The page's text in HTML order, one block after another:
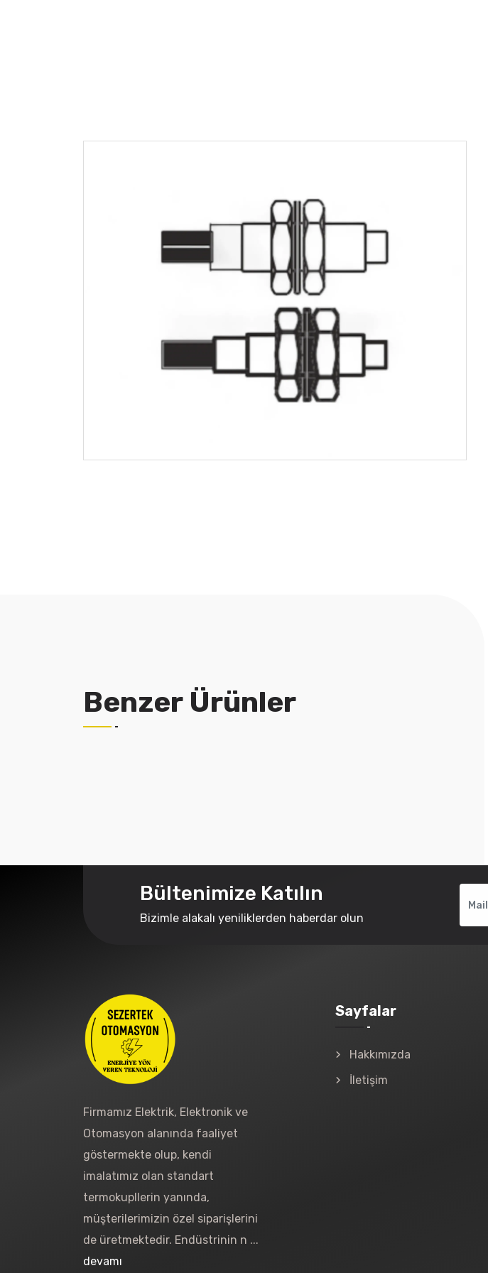
Benzer Ürünler
Bültenimize Katılın
Bizimle alakalı yeniliklerden haberdar olun
Firmamız Elektrik, Elektronik ve
Otomasyon alanında faaliyet
göstermekte olup, kendi
imalatımız olan standart
termokupllerin yanında,
müşterilerimizin özel siparişlerini
de üretmektedir. Endüstrinin n ...
devamı
Sayfalar
Hakkımızda
İletişim